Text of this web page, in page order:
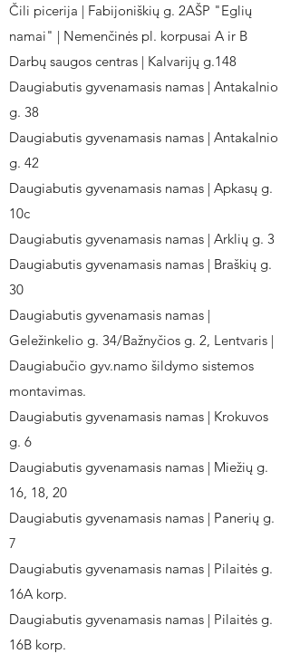
Čili picerija | Fabijoniškių g. 2AŠP "Eglių
namai" | Nemenčinės pl. korpusai A ir B
Darbų saugos centras | Kalvarijų g.148
Daugiabutis gyvenamasis namas | Antakalnio
g. 38
Daugiabutis gyvenamasis namas | Antakalnio
g. 42
Daugiabutis gyvenamasis namas | Apkasų g.
10c
Daugiabutis gyvenamasis namas | Arklių g. 3
Daugiabutis gyvenamasis namas | Braškių g.
30
Daugiabutis gyvenamasis namas |
Geležinkelio g. 34/Bažnyčios g. 2, Lentvaris |
Daugiabučio gyv.namo šildymo sistemos
montavimas.
Daugiabutis gyvenamasis namas | Krokuvos
g. 6
Daugiabutis gyvenamasis namas | Miežių g.
16, 18, 20
Daugiabutis gyvenamasis namas | Panerių g.
7
Daugiabutis gyvenamasis namas | Pilaitės g.
16A korp.
Daugiabutis gyvenamasis namas | Pilaitės g.
16B korp.